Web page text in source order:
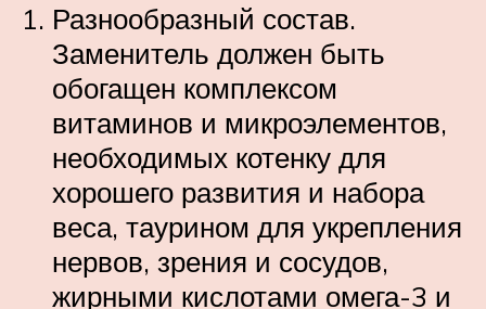
Разнообразный состав.
Заменитель должен быть
обогащен комплексом
витаминов и микроэлементов,
необходимых котенку для
хорошего развития и набора
веса, таурином для укрепления
нервов, зрения и сосудов,
жирными кислотами омега-3 и